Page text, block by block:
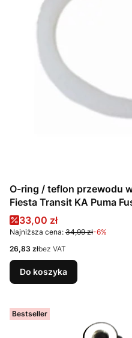
O-ring / teflon przewodu
Fiesta Transit KA Puma
Cougar Maverick /
S303
Cena promocyjna
33,00 zł
Najniższa cena: 34,99 zł-6%
Cena
26,83 złbez VAT
Do koszyka
Bestseller